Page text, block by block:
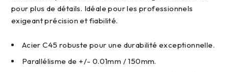
pour plus de détails. Idéale pour les professionnels
exigeant précision et fiabilité.
Acier C45 robuste pour une durabilité exceptionnelle.
Parallélisme de +/- 0.01mm / 150mm.